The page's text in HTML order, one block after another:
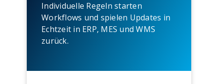
Individuelle Regeln starten
Workflows und spielen Updates in
Echtzeit in ERP, MES und WMS
zurück.